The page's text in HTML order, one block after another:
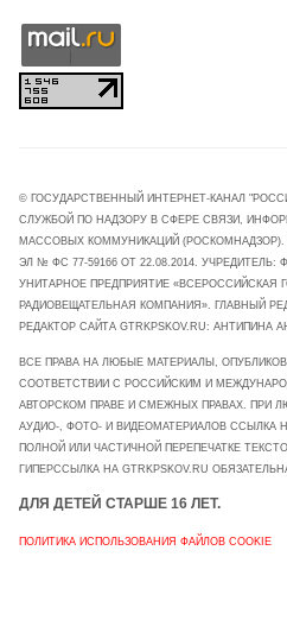
© ГОСУДАРСТВЕННЫЙ ИНТЕРНЕТ-КАНАЛ
СЛУЖБОЙ ПО НАДЗОРУ В СФЕРЕ СВЯЗИ,
МАССОВЫХ КОММУНИКАЦИЙ
ЭЛ № ФС 77-59166 ОТ 22.08.2014.
УНИТАРНОЕ ПРЕДПРИЯТИЕ «ВСЕРОССИЙСКАЯ
РАДИОВЕЩАТЕЛЬНАЯ КОМПАНИЯ». ГЛАВНЫЙ
РЕДАКТОР САЙТА GTRKPSKOV.RU: АНТИПИНА
ВСЕ ПРАВА НА ЛЮБЫЕ МАТЕРИАЛЫ,
СООТВЕТСТВИИ С РОССИЙСКИМ И
АВТОРСКОМ ПРАВЕ И СМЕЖНЫХ ПРАВАХ. ПРИ
АУДИО-, ФОТО- И ВИДЕОМАТЕРИАЛОВ ССЫЛКА
ПОЛНОЙ ИЛИ ЧАСТИЧНОЙ ПЕРЕПЕЧАТКЕ
ГИПЕРССЫЛКА НА GTRKPSKOV.RU
ДЛЯ ДЕТЕЙ СТАРШЕ 16 ЛЕТ.
ПОЛИТИКА ИСПОЛЬЗОВАНИЯ ФАЙЛОВ COOKIE